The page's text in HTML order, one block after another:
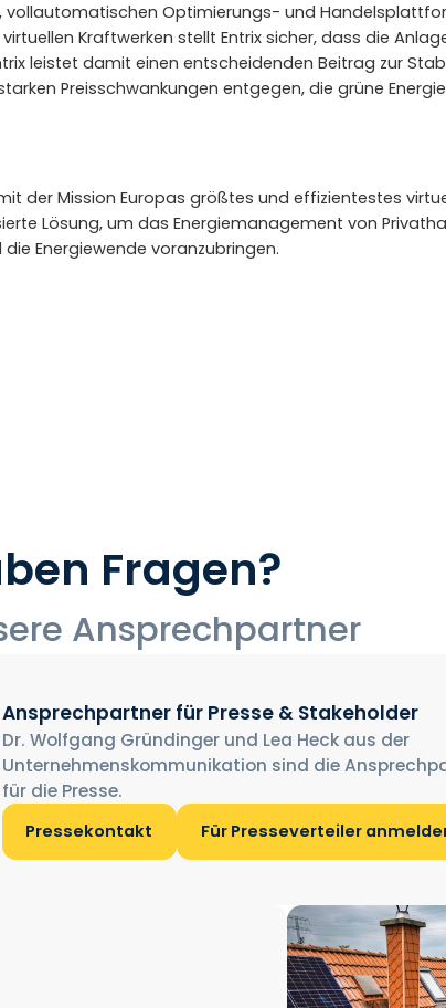
vollautomatischen Optimierungs- und
Kraftwerken stellt Entrix sicher, dass die
leistet damit einen entscheidenden Beitrag zur
Preisschwankungen entgegen, die grüne
der Mission Europas größtes und effizientestes
Lösung, um das Energiemanagement von
Energiewende voranzubringen.
Fragen?
Ansprechpartner
Ansprechpartner für Presse & Stakeholder
Dr. Wolfgang Gründinger und Lea Heck aus der
Unternehmenskommunikation sind die
für die Presse.
Pressekontakt Für Presseverteiler